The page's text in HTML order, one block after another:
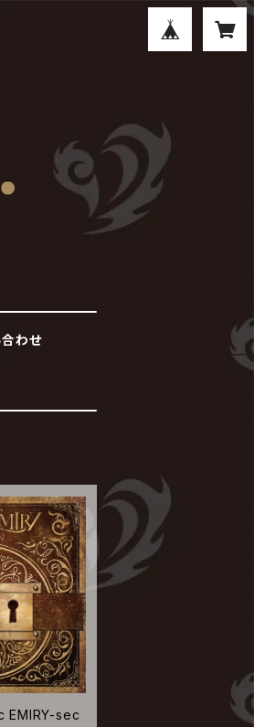
わせ
EMIRY-sec